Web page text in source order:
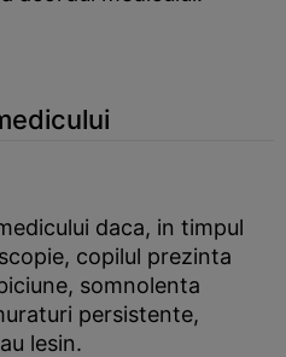
daca, in timpul
copilul prezinta
somnolenta
persistente,
lesin.